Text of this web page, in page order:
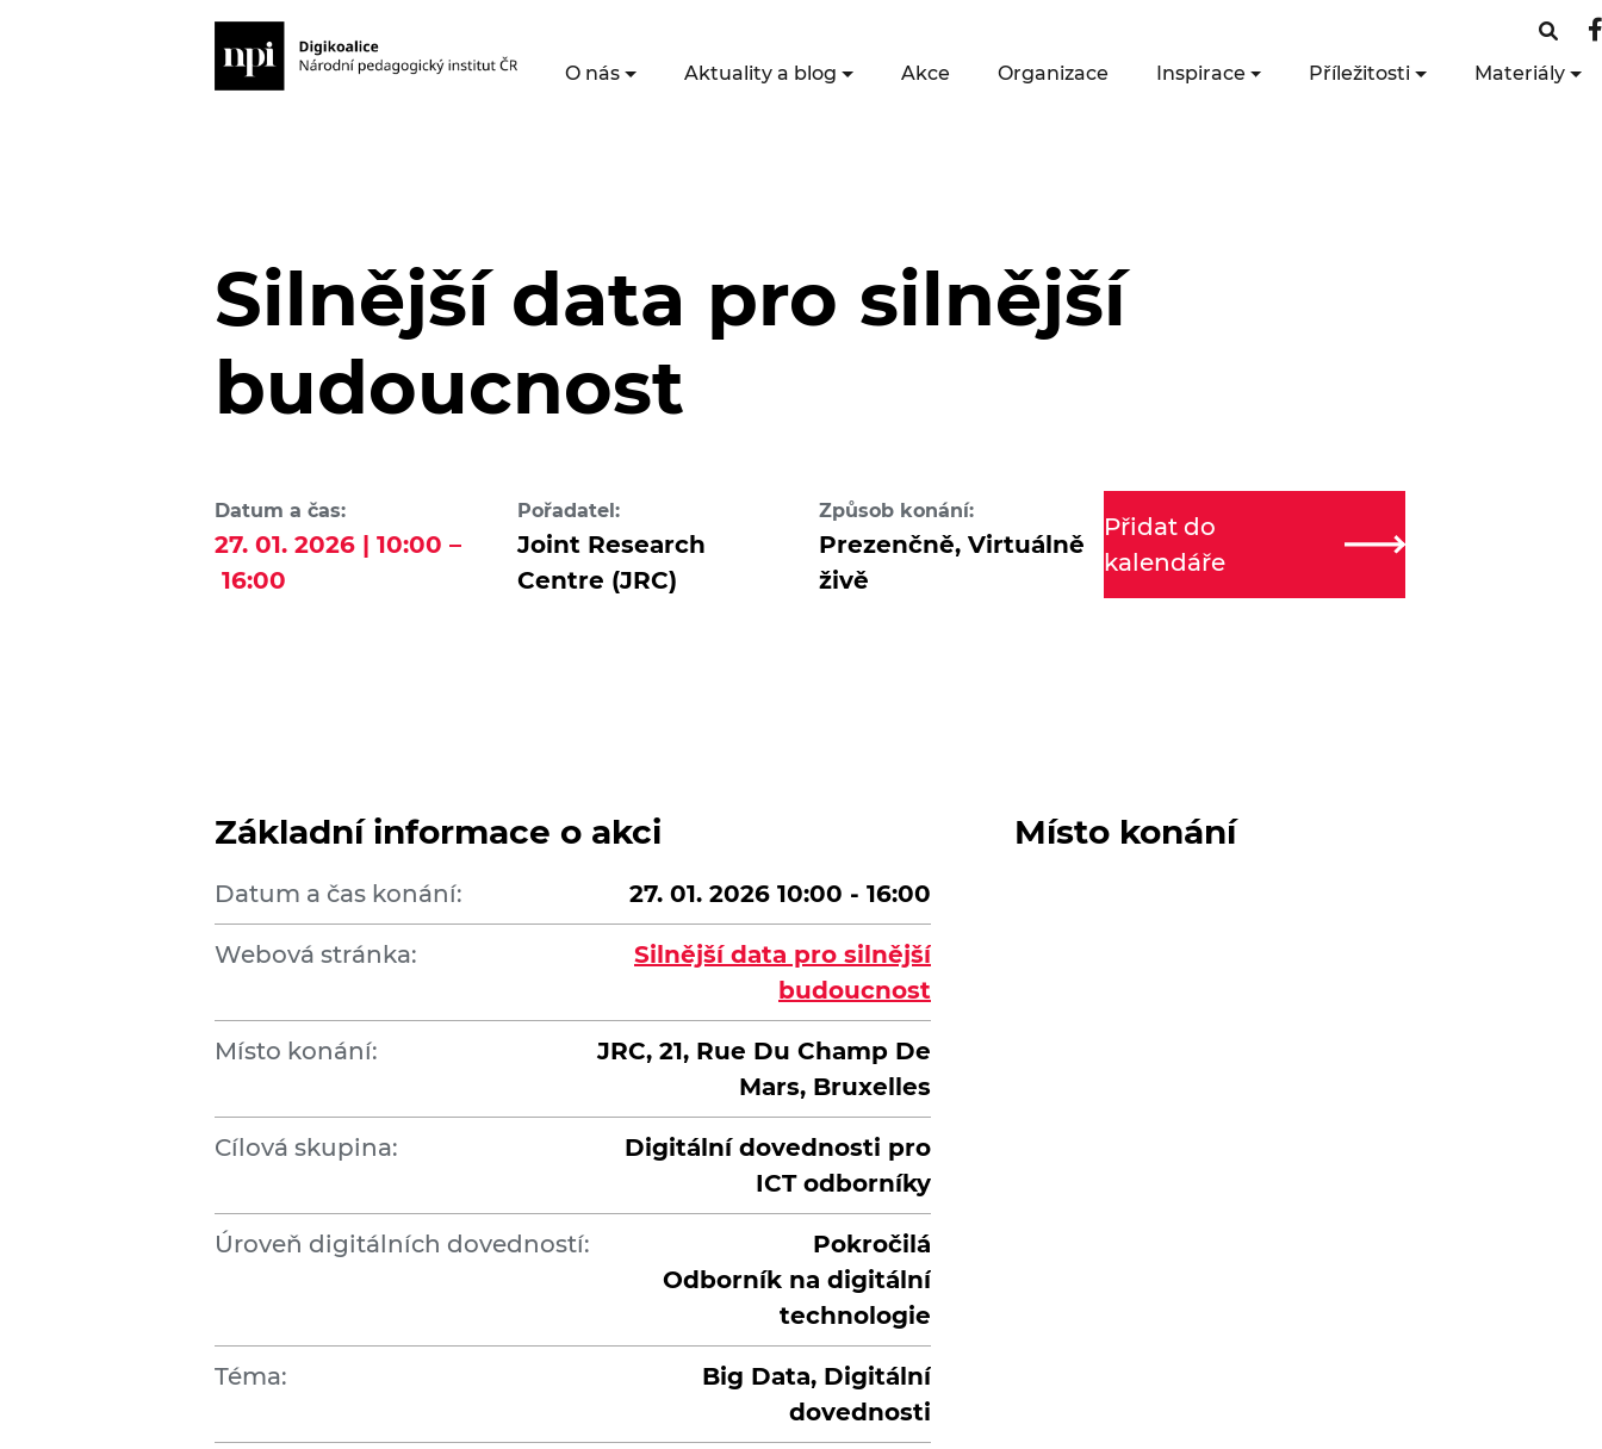
O nás Aktuality a blog Akce Organizace Inspirace Příležitosti Materiály
Silnější data pro silnější
budoucnost
Datum a čas:
27. 01. 2026 | 10:00 –
16:00
Pořadatel:
Joint Research
Centre (JRC)
Způsob konání:
Prezenčně, Virtuálně
živě
Přidat do
kalendáře
Základní informace o akci
Datum a čas konání: 27. 01. 2026 10:00 - 16:00
Webová stránka:
Silnější data pro silnější
budoucnost
Místo konání:
JRC, 21, Rue Du Champ De
Mars, Bruxelles
Cílová skupina:
Digitální dovednosti pro
ICT odborníky
Úroveň digitálních dovedností:
Pokročilá
Odborník na digitální
technologie
Téma:
Big Data, Digitální
dovednosti
Místo konání